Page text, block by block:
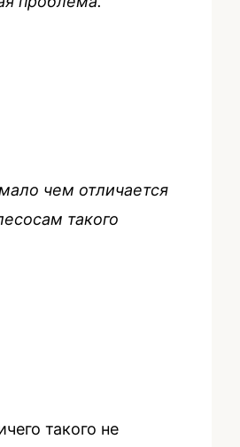
чем отличается
такого
такого не